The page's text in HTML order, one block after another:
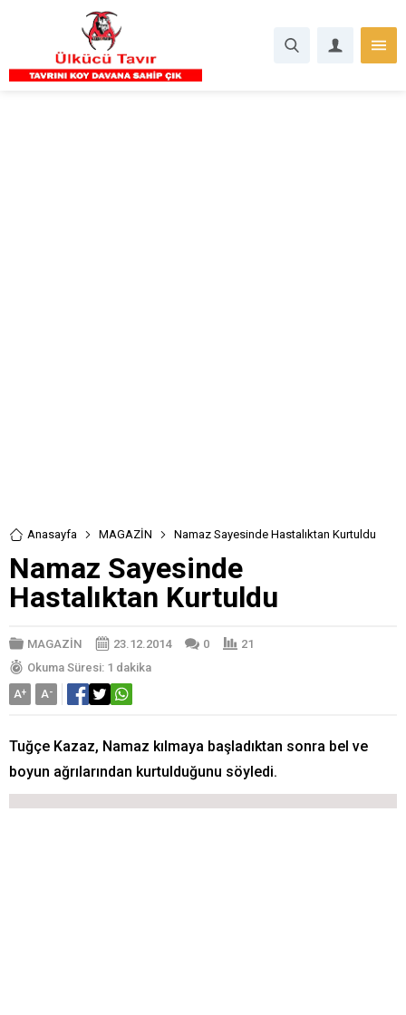
Anasayfa MAGAZİN Namaz Sayesinde Hastalıktan Kurtuldu
Namaz Sayesinde
Hastalıktan Kurtuldu
MAGAZİN 23.12.2014 0
21
Okuma Süresi: 1 dakika
A+ A-
Tuğçe Kazaz, Namaz kılmaya başladıktan sonra bel ve
boyun ağrılarından kurtulduğunu söyledi.